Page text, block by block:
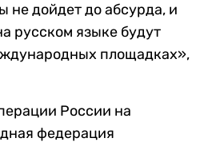
не дойдет до абсурда, и
русском языке будут
площадках»,
России на
федерация